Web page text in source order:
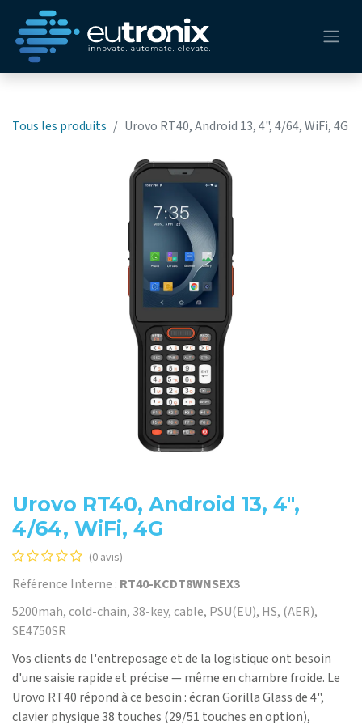
Tous les produits Urovo RT40, Android 13, 4", 4/64, WiFi, 4G
Urovo RT40, Android 13, 4",
4/64, WiFi, 4G
(0 avis)
Référence Interne : RT40-KCDT8WNSEX3
5200mah, cold-chain, 38-key, cable, PSU(EU), HS, (AER),
SE4750SR
Vos clients de l'entreposage et de la logistique ont besoin
d'une saisie rapide et précise — même en chambre froide. Le
Urovo RT40 répond à ce besoin : écran Gorilla Glass de 4",
clavier physique 38 touches (29/51 touches en option),